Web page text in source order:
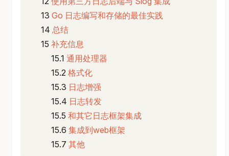
Go 日志编写和存储的最佳实践
总结
补充信息
通用处理器
格式化
日志增强
日志转发
和其它日志框架集成
集成到web框架
其他